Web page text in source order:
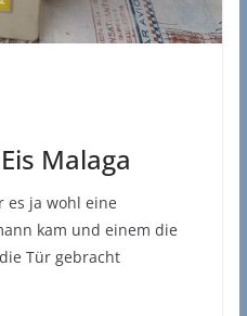
Malaga
es ja wohl eine
kam und einem die
Tür gebracht